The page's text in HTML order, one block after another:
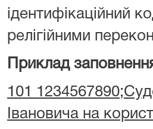
ідентифікаційний
релігійними
Приклад
101
Івановича на